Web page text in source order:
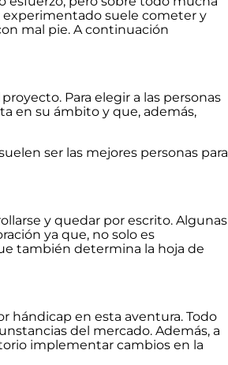
suele cometer y
mal pie. A continuación
Para elegir a las personas
en su ámbito y que, además,
ser las mejores personas para
y quedar por escrito. Algunas
ya que, no solo es
también determina la hoja de
hándicap en esta aventura. Todo
del mercado. Además, a
implementar cambios en la